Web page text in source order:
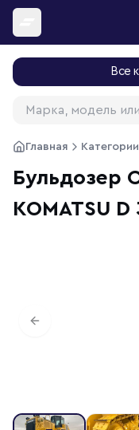
Перейти к
Все
Главная Категории
Бульдозер
KOMATSU D
Previous slide